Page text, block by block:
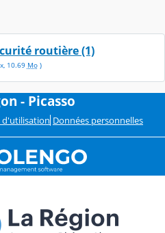
routière (1)
, 10.69 Mo)
- Picasso
d'utilisation Données personnelles